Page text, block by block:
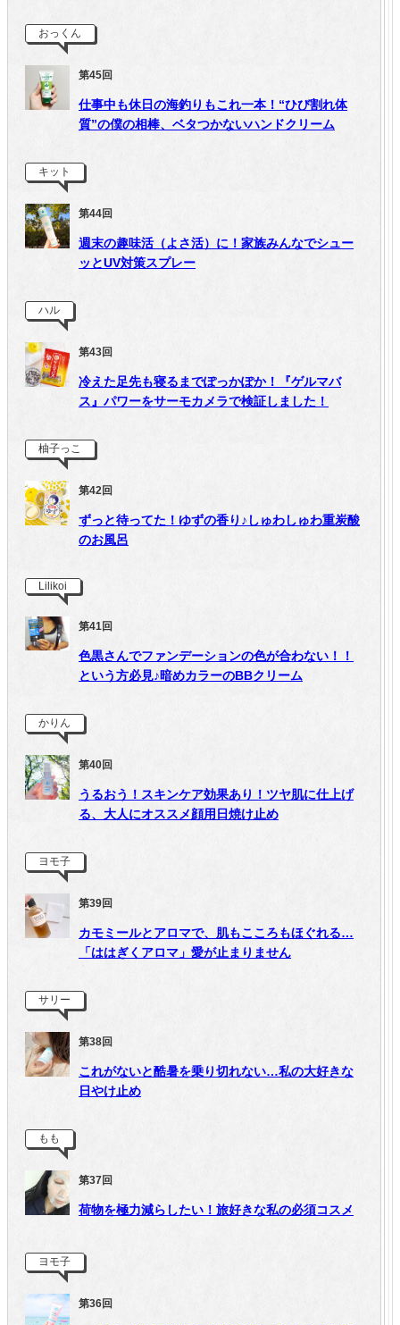
おっくん
第45回
仕事中も休日の海釣りもこれ一本！“ひび割れ体
質”の僕の相棒、ベタつかないハンドクリーム
キット
第44回
週末の趣味活（よさ活）に！家族みんなでシュー
ッとUV対策スプレー
ハル
第43回
冷えた足先も寝るまでぽっかぽか！『ゲルマバ
ス』パワーをサーモカメラで検証しました！
柚子っこ
第42回
ずっと待ってた！ゆずの香り♪しゅわしゅわ重炭酸
のお風呂
Lilikoi
第41回
色黒さんでファンデーションの色が合わない！！
という方必見♪暗めカラーのBBクリーム
かりん
第40回
うるおう！スキンケア効果あり！ツヤ肌に仕上げ
る、大人にオススメ顔用日焼け止め
ヨモ子
第39回
カモミールとアロマで、肌もこころもほぐれる…
「ははぎくアロマ」愛が止まりません
サリー
第38回
これがないと酷暑を乗り切れない…私の大好きな
日やけ止め
もも
第37回
荷物を極力減らしたい！旅好きな私の必須コスメ
ヨモ子
第36回